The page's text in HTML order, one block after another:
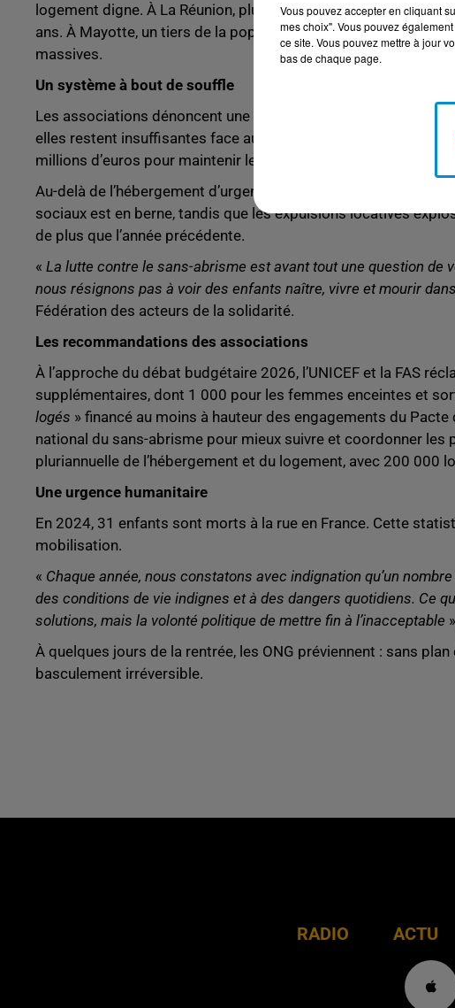
logement digne. À La Réunion, plus de 1 000 enfants étaient
ans. À Mayotte, un tiers de la population vit en habitat
massives.
Un système à bout de souffle
Les associations dénoncent une saturation chronique du parc
elles restent insuffisantes face aux besoins. Pire, la sous-
millions d’euros pour maintenir le parc à flot en 2025.
Au-delà de l’hébergement d’urgence, c’est toute la chaîne du
sociaux est en berne, tandis que les expulsions locatives
de plus que l’année précédente.
« La lutte contre le sans-abrisme est avant tout une question de
nous résignons pas à voir des enfants naître, vivre et mourir
Fédération des acteurs de la solidarité.
Les recommandations des associations
À l’approche du débat budgétaire 2026, l’UNICEF et la FAS
supplémentaires, dont 1 000 pour les femmes enceintes et
logés » financé au moins à hauteur des engagements du
national du sans-abrisme pour mieux suivre et coordonner
pluriannuelle de l’hébergement et du logement, avec 200 000
Une urgence humanitaire
En 2024, 31 enfants sont morts à la rue en France. Cette
mobilisation.
« Chaque année, nous constatons avec indignation qu’un
des conditions de vie indignes et à des dangers quotidiens. Ce
solutions, mais la volonté politique de mettre fin à l’inacceptable
À quelques jours de la rentrée, les ONG préviennent : sans
basculement irréversible.
RADIO ACTU
Vous pouvez accepter en cliquant
mes choix". Vous pouvez
ce site. Vous pouvez mettre à jour
bas de chaque page.